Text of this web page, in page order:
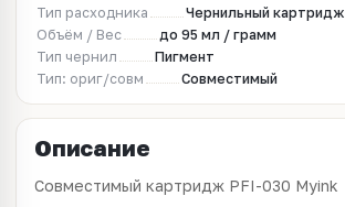
Тип расходника
Чернильный картридж
Объём / Вес
до 95 мл / грамм
Тип чернил
Пигмент
Тип: ориг/совм
Совместимый
Описание
Совместимый картридж PFI-030 Myink